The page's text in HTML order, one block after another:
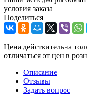
условия заказа
Поделиться
Цена действительна
отличаться от цен в
Описание
Отзывы
Задать вопрос